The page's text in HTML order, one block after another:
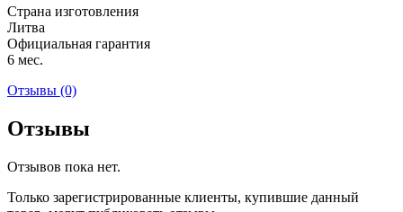
Страна изготовления
Литва
Официальная гарантия
6 мес.
Отзывы (0)
Отзывы
Отзывов пока нет.
Только зарегистрированные клиенты, купившие данный